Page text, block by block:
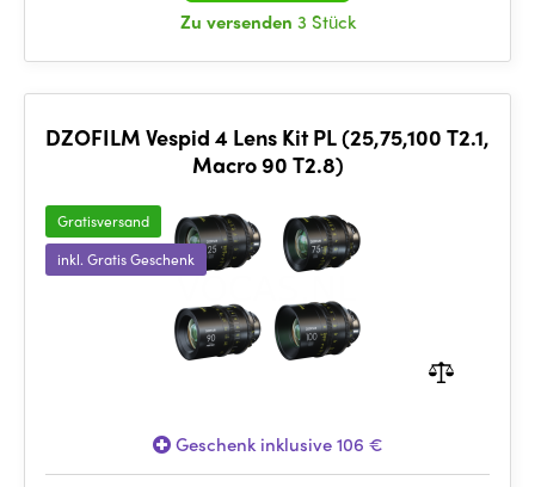
Zu versenden 3 Stück
DZOFILM Vespid 4 Lens Kit PL (25,75,100 T2.1,
Macro 90 T2.8)
Gratisversand
inkl. Gratis Geschenk
Geschenk inklusive 106 €